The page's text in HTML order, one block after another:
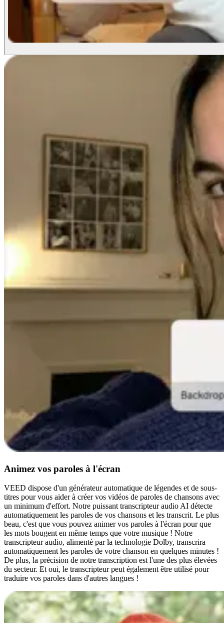
Animez vos paroles à l'écran
VEED dispose d'un générateur automatique de légendes et de sous-
titres pour vous aider à créer vos vidéos de paroles de chansons avec
un minimum d'effort. Notre puissant transcripteur audio AI détecte
automatiquement les paroles de vos chansons et les transcrit. Le plus
beau, c'est que vous pouvez animer vos paroles à l'écran pour que
les mots bougent en même temps que votre musique ! Notre
transcripteur audio, alimenté par la technologie Dolby, transcrira
automatiquement les paroles de votre chanson en quelques minutes !
De plus, la précision de notre transcription est l'une des plus élevées
du secteur. Et oui, le transcripteur peut également être utilisé pour
traduire vos paroles dans d'autres langues !